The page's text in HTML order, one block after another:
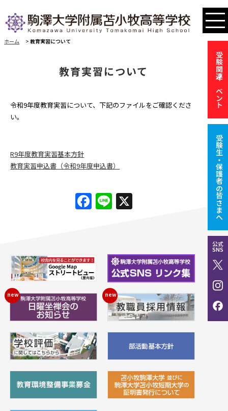
受験関連イベント
受験生・保護者の皆さまへ
公式
SNS
ホーム >教育実習について
教育実習について
令和9年度教育実習について、下記のファイルをご確認くださ
い。
R9年度教育実習基本方針
教育実習申込書（令和9年度申込書）
Facebook
Line